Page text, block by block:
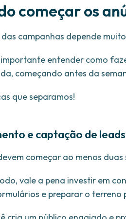
começar os
das campanhas depende
importante entender como
começando antes da
que separamos!
e captação de leads
começar ao menos
vale a pena investir em
e preparar o terreno